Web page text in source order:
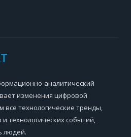
аналитический
изменения цифровой
технологические тренды,
технологических событий,
людей.